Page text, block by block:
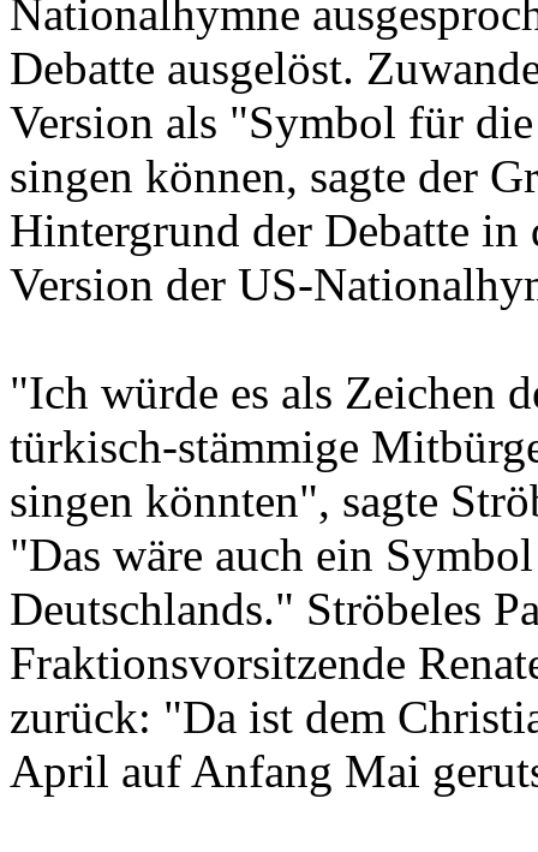
Nationalhymne
Debatte ausgelöst.
Version als "Symbol für
singen können, sagte der
Hintergrund der Debatte in
Version der US-
"Ich würde es als Zeichen
türkisch-stämmige
singen könnten", sagte
"Das wäre auch ein
Deutschlands." Ströbeles
Fraktionsvorsitzende
zurück: "Da ist dem
April auf Anfang Mai